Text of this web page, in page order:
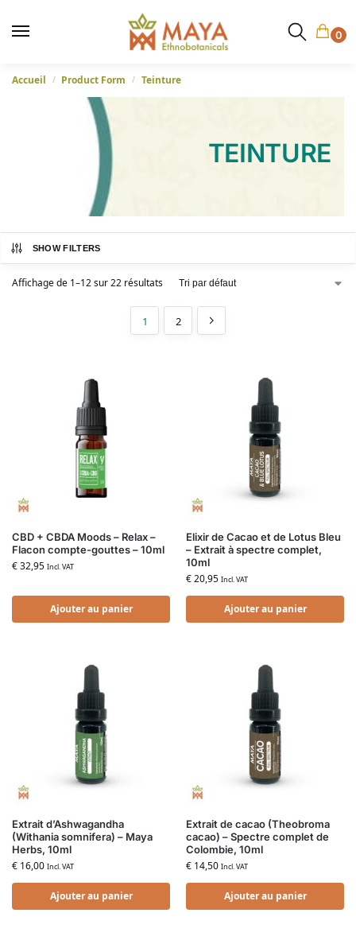
0
Accueil / Product Form / Teinture
TEINTURE
SHOW FILTERS
Affichage de 1–12 sur 22 résultats
1 2
CBD + CBDA Moods – Relax –
Flacon compte-gouttes – 10ml
€32,95 Incl. VAT
Ajouter au panier
Elixir de Cacao et de Lotus Bleu
– Extrait à spectre complet,
10ml
€20,95 Incl. VAT
Ajouter au panier
Extrait d’Ashwagandha
(Withania somnifera) – Maya
Herbs, 10ml
€ 16,00 Incl. VAT
Ajouter au panier
Extrait de cacao (Theobroma
cacao) – Spectre complet de
Colombie, 10ml
€ 14,50 Incl. VAT
Ajouter au panier